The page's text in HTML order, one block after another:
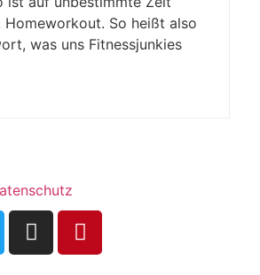
Homeworkout. So heißt also
was uns Fitnessjunkies